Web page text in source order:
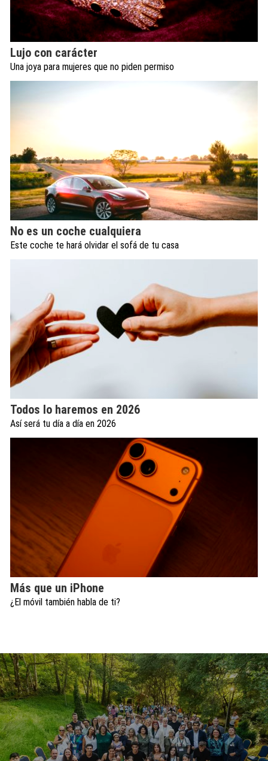
Lujo con carácter
Una joya para mujeres que no piden permiso
No es un coche cualquiera
Este coche te hará olvidar el sofá de tu casa
Todos lo haremos en 2026
Así será tu día a día en 2026
Más que un iPhone
¿El móvil también habla de ti?